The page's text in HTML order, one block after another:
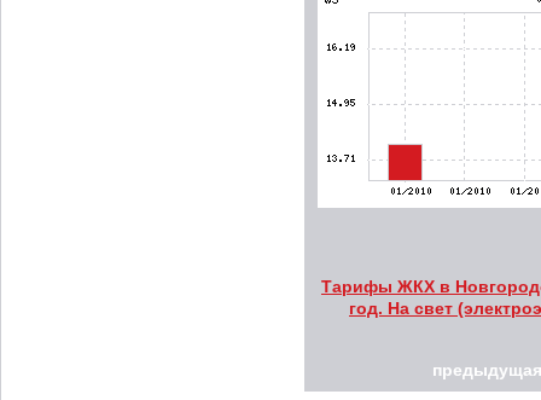
Тарифы ЖКХ в
год. На свет
предыдущая